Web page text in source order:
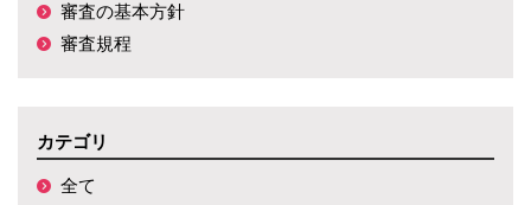
審査の基本方針
審査規程
カテゴリ
全て